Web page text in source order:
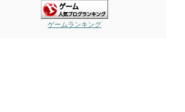
ゲームランキング